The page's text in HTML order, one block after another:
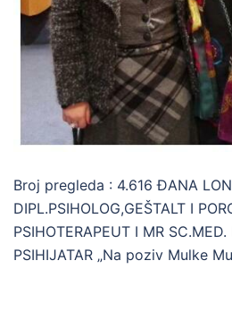
Broj pregleda : 4.616 ĐANA
DIPL.PSIHOLOG,GEŠTALT I
PSIHOTERAPEUT I MR
PSIHIJATAR „Na poziv Mulke